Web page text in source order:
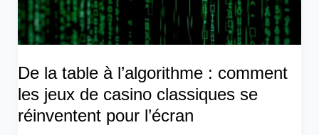
De la table à l’algorithme : comment
les jeux de casino classiques se
réinventent pour l’écran